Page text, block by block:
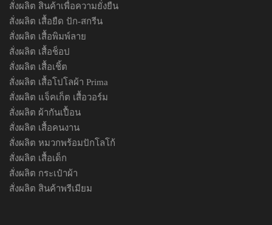
สั่งผลิต สินค้าเพื่อความยั่งยืน
สั่งผลิต เสื้อยืด ปัก-สกรีน
สั่งผลิต เสื้อพิมพ์ลาย
สั่งผลิต เสื้อช็อป
สั่งผลิต เสื้อเชิ้ต
สั่งผลิต เสื้อโปโลผ้า Prima
สั่งผลิต แจ็คเก็ต เสื้อวอร์ม
สั่งผลิต ผ้ากันเปื้อน
สั่งผลิต เสื้อคนงาน
สั่งผลิต หมวกพร้อมปักโลโก้
สั่งผลิต เสื้อเด็ก
สั่งผลิต กระเป๋าผ้า
สั่งผลิต สินค้าพรีเมียม